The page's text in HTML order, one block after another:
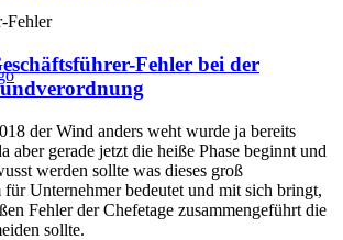
Fehler bei der
der Wind anders weht wurde ja bereits
aber gerade jetzt die heiße Phase beginnt und
werden sollte was dieses groß
für Unternehmer bedeutet und mit sich bringt,
Fehler der Chefetage zusammengeführt die
sollte.